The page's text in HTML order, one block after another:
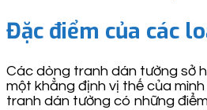
Đặc điểm của các
Các dòng tranh dán tường sở
một khẳng định vị thế của
tranh dán tường có những